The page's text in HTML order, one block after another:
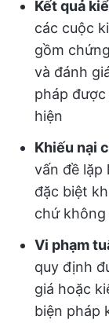
Kết quả
các cuộc
gồm
và đánh
pháp
hiện
Khiếu nại
vấn đề lặp
đặc biệt
chứ không
Vi phạm
quy định
giá hoặc
biện pháp